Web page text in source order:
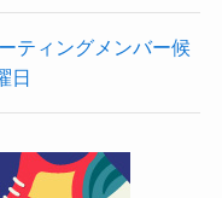
ティングメンバー候
日